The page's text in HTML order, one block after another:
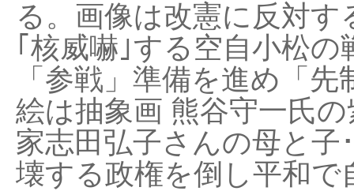
る。画像は改憲に反対
｢核威嚇｣する空自小松
「参戦」準備を進め「
絵は抽象画 熊谷守一氏
家志田弘子さんの母と子
壊する政権を倒し平和